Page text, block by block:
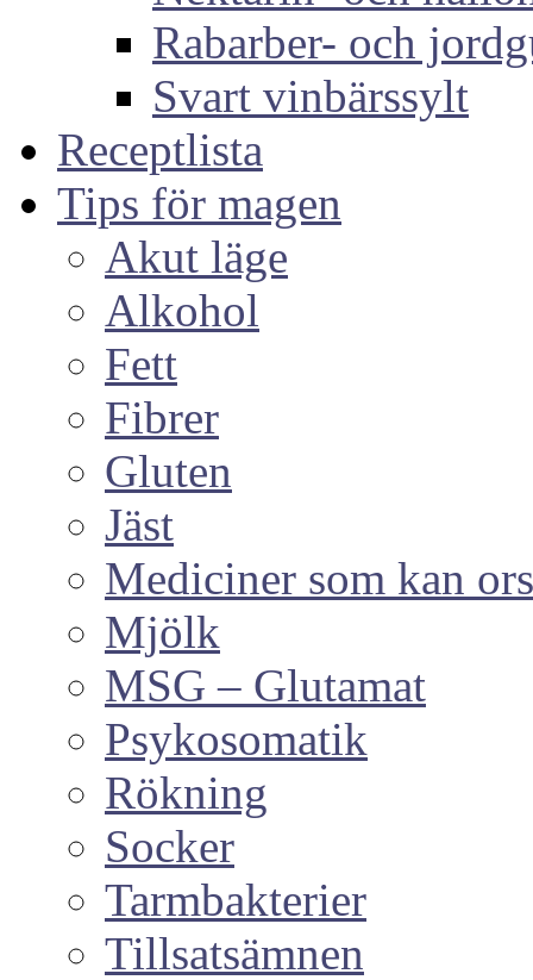
Rabarber- och
Svart vinbärssylt
Receptlista
Tips för magen
Akut läge
Alkohol
Fett
Fibrer
Gluten
Jäst
Mediciner som kan
Mjölk
MSG – Glutamat
Psykosomatik
Rökning
Socker
Tarmbakterier
Tillsatsämnen